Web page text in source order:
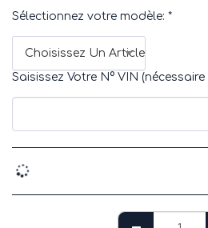
Sélectionnez votre modèle: *
Choisissez Un Article
Saisissez Votre N° VIN